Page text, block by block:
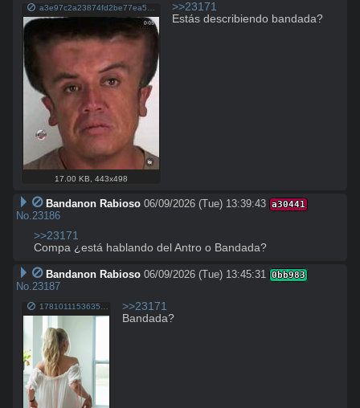
17.00 KB ,443x498
>>23171
Estás describiendo bandada?
Bandanon Rabioso 06/09/2026 (Tue) 13:39:43 a30441
No. 23186
>>23171
Compa ¿está hablando del Antro o Bandada?
Bandanon Rabioso 06/09/2026 (Tue) 13:45:31 0bb983
No. 23187
>>23171
Bandada?